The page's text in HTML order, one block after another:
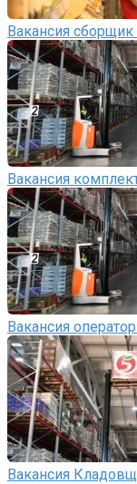
Вакансия
Вакансия
Вакансия
Вакансия